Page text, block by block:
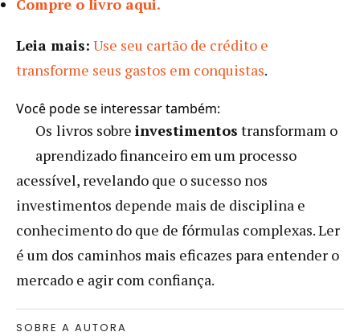
Compre o livro aqui.
Leia mais: Use seu cartão de crédito e
transforme seus gastos em conquistas.
Você pode se interessar também:
Os livros sobre investimentos transformam o
aprendizado financeiro em um processo
acessível, revelando que o sucesso nos
investimentos depende mais de disciplina e
conhecimento do que de fórmulas complexas. Ler
é um dos caminhos mais eficazes para entender o
mercado e agir com confiança.
SOBRE A AUTORA